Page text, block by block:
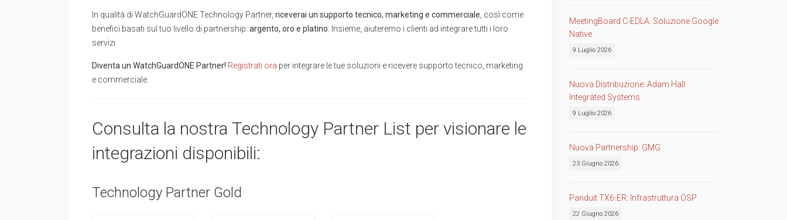
In qualità di WatchGuardONE Technology Partner, riceverai un supporto tecnico, marketing e commerciale, così come
benefici basati sul tuo livello di partnership: argento, oro e platino. Insieme, aiuteremo i clienti ad integrare tutti i loro
servizi.
Diventa un WatchGuardONE Partner! Registrati ora per integrare le tue soluzioni e ricevere supporto tecnico, marketing
e commerciale.
Consulta la nostra Technology Partner List per visionare le
integrazioni disponibili:
Technology Partner Gold
MeetingBoard C-EDLA: Soluzione Google
Native
9 Luglio 2026
Nuova Distribuzione: Adam Hall
Integrated Systems
9 Luglio 2026
Nuova Partnership: GMG
23 Giugno 2026
Panduit TX6-ER: Infrastruttura OSP
22 Giugno 2026